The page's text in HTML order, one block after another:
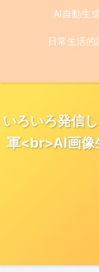
いろいろ発信
軍<br>AI画像
AI自動生成
日常生活的